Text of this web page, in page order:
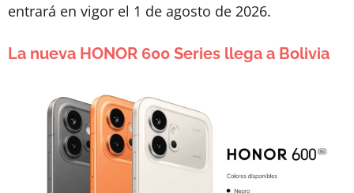
entrará en vigor el 1 de agosto de 2026.
La nueva HONOR 600 Series llega a Bolivia